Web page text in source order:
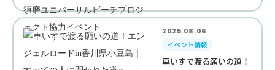
2025.08.06
イベント情報
車いすで渡る願いの道！